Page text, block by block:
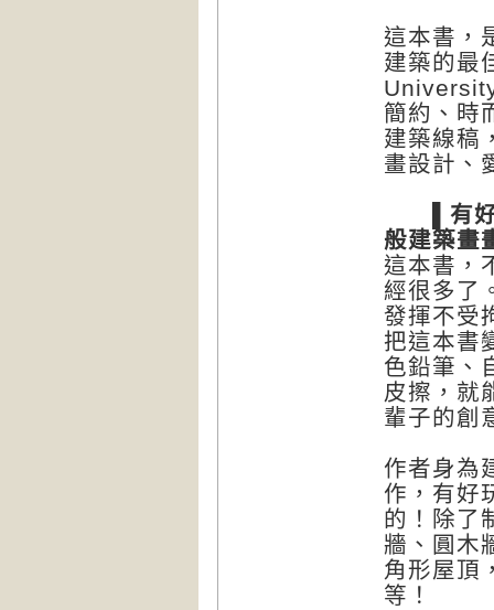
這本書，
建築的最
簡約、時
建築線稿
畫設計、
▌有好
般建築畫
這本書，
經很多了
發揮不受
把這本書
色鉛筆、
皮擦，就
輩子的創
作者身為
作，有好
的！除了
牆、圓木
角形屋頂
等！